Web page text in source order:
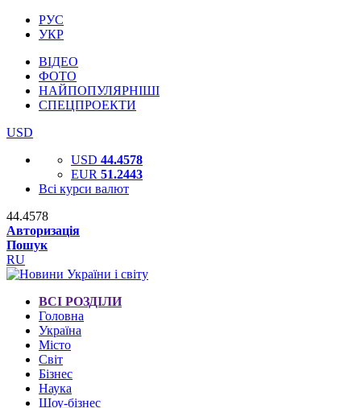
РУС
УКР
ВІДЕО
ФОТО
НАЙПОПУЛЯРНІШІ
СПЕЦПРОЕКТИ
USD
USD 44.4578
EUR 51.2443
Всі курси валют
44.4578
Авторизація
Пошук
RU
ВСІ РОЗДІЛИ
Головна
Україна
Місто
Світ
Бізнес
Наука
Шоу-бізнес